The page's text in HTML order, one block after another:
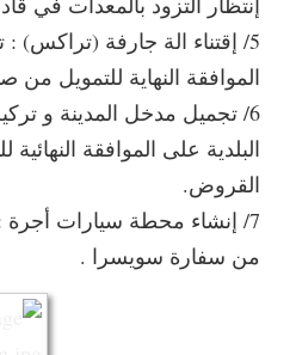
5/ إقتناء الة جارفة (تراكس)
الموافقة النهاية للتمويل
6/ تجميل مدخل المدينة و
البلدية على الموافقة
القروض.
7/ إنشاء محطة سيارات أجرة
من سفارة سويسرا .